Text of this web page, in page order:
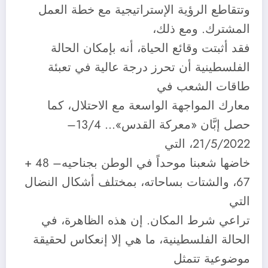
وتتقاطع الرؤية الإستراتيجية مع خطة العمل
المشترك. ومع ذلك،
فقد أثبتت وقائع الحياة، أنه بإمكان الحالة
الفلسطينية أن تحرز درجة عالية في تعبئة
طاقات الشعب في
معارك المواجهة الواسعة مع الاحتلال، كما
حصل إبَّان «معركة القدس»… 13/4–
21/5/2022، التي
خاضها شعبنا موحداً في الوطن بجناحيه– 48 +
67، والشتات بساحاته، بمختلف أشكال النضال
التي
تراعي شرط المكان. إن هذه الظاهرة، في
الحالة الفلسطينية، ما هي إلا إنعكاس لحقيقة
موضوعية تتمثل